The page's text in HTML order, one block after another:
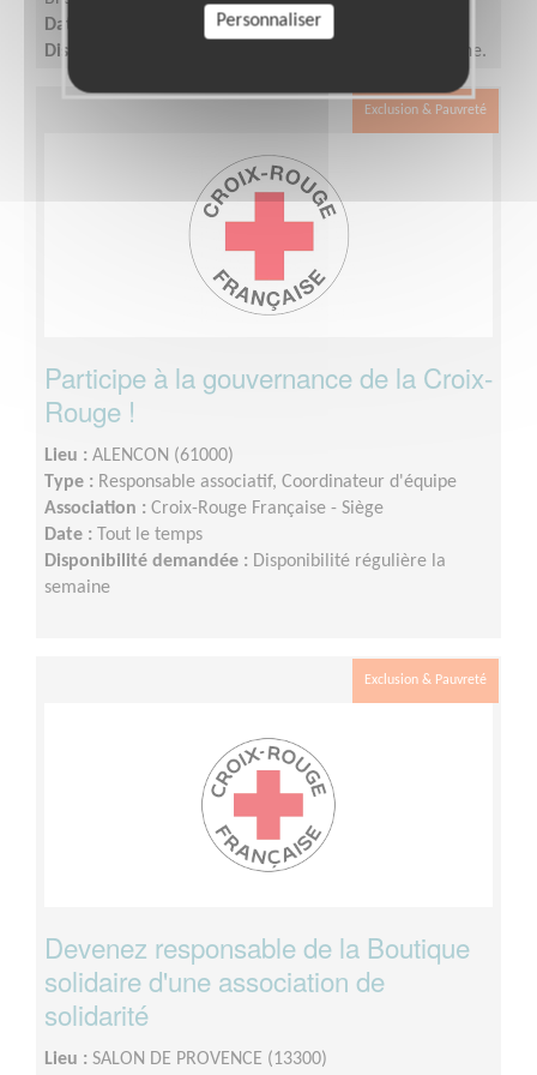
Date :
Disponibilité demandée :
2 demi-journées par semaine.
Exclusion & Pauvreté
Participe à la gouvernance de la Croix-
Rouge !
Lieu : ALENCON (61000)
Type : Responsable associatif, Coordinateur d'équipe
Association : Croix-Rouge Française - Siège
Date : Tout le temps
Disponibilité demandée : Disponibilité régulière la
semaine
Exclusion & Pauvreté
Devenez responsable de la Boutique
solidaire d'une association de
solidarité
Lieu : SALON DE PROVENCE (13300)
Personnaliser